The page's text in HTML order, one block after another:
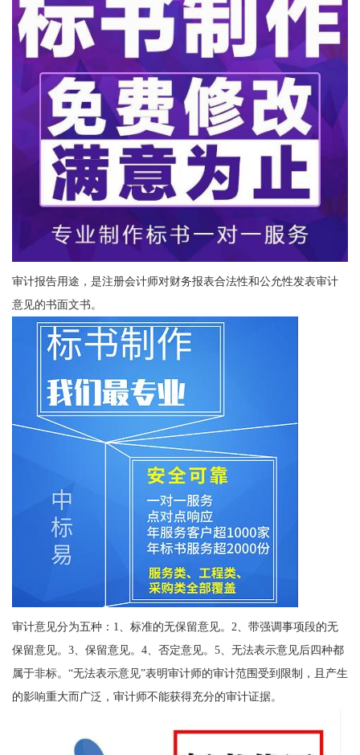
审计报告用途，是注册会计师对财务报表合法性和公允性发表审计
意见的书面文书。
审计意见分为五种：1、标准的无保留意见。2、带强调事项段的无
保留意见。3、保留意见。4、否定意见。5、无法表示意见后四种都
属于非标。“无法表示意见”表明审计师的审计范围受到限制，且产生
的影响重大而广泛，审计师不能获得充分的审计证据。